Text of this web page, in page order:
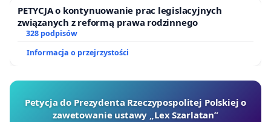
PETYCJA o kontynuowanie prac legislacyjnych
związanych z reformą prawa rodzinnego
328 podpisów
Informacja o przejrzystości
Petycja do Prezydenta Rzeczypospolitej Polskiej o
zawetowanie ustawy „Lex Szarlatan”